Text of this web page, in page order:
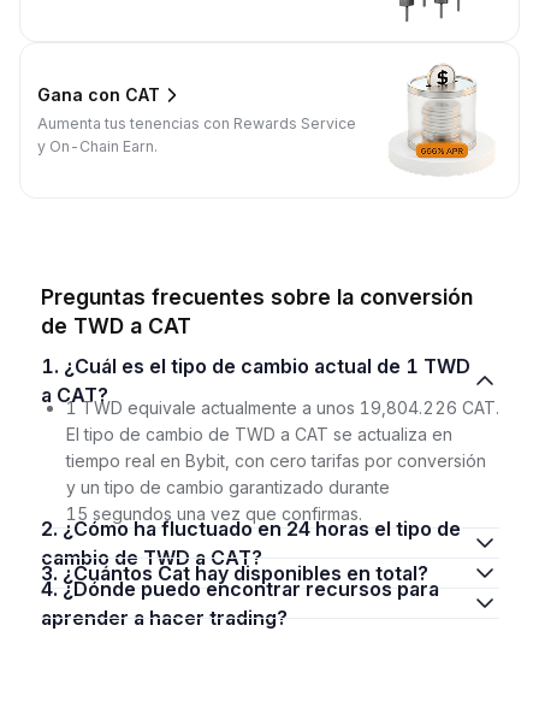
Gana con CAT
Aumenta tus tenencias con Rewards Service
y On-Chain Earn.
Preguntas frecuentes sobre la conversión
de TWD a CAT
1. ¿Cuál es el tipo de cambio actual de 1 TWD
a CAT?
1 TWD equivale actualmente a unos 19,804.226 CAT.
El tipo de cambio de TWD a CAT se actualiza en
tiempo real en Bybit, con cero tarifas por conversión
y un tipo de cambio garantizado durante
15 segundos una vez que confirmas.
2. ¿Cómo ha fluctuado en 24 horas el tipo de
cambio de TWD a CAT?
3. ¿Cuántos Cat hay disponibles en total?
4. ¿Dónde puedo encontrar recursos para
aprender a hacer trading?